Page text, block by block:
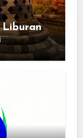
Liburan